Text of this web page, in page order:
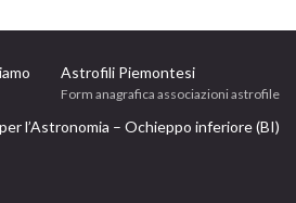
Astrofili Piemontesi
Form anagrafica associazioni astrofile
l’Astronomia – Ochieppo inferiore (BI)